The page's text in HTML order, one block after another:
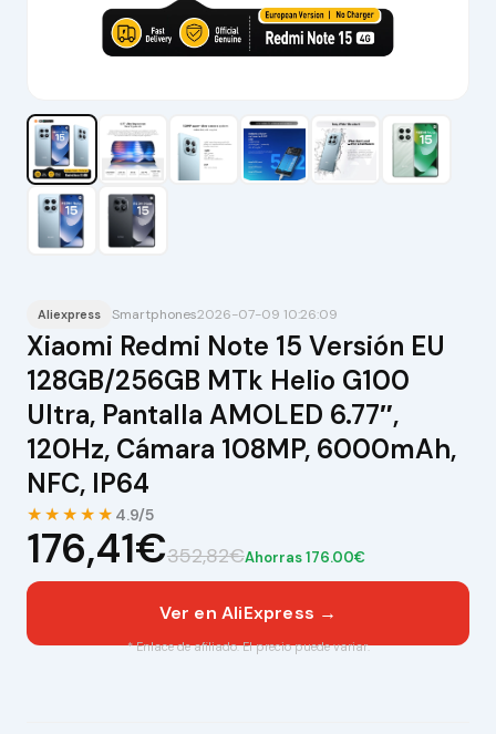
Aliexpress Smartphones2026-07-09 10:26:09
Xiaomi Redmi Note 15 Versión EU
128GB/256GB MTk Helio G100
Ultra, Pantalla AMOLED 6.77″,
120Hz, Cámara 108MP, 6000mAh,
NFC, IP64
★★★★★ 4.9/5
176,41€352,82€Ahorras 176.00€
Ver en AliExpress →
* Enlace de afiliado. El precio puede variar.